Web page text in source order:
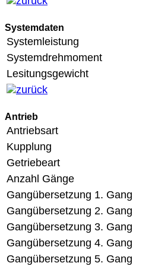
Systemdaten
Systemleistung
Systemdrehmoment
Lesitungsgewicht
Antrieb
Antriebsart
Kupplung
Getriebeart
Anzahl Gänge
Gangübersetzung 1. Gang
Gangübersetzung 2. Gang
Gangübersetzung 3. Gang
Gangübersetzung 4. Gang
Gangübersetzung 5. Gang